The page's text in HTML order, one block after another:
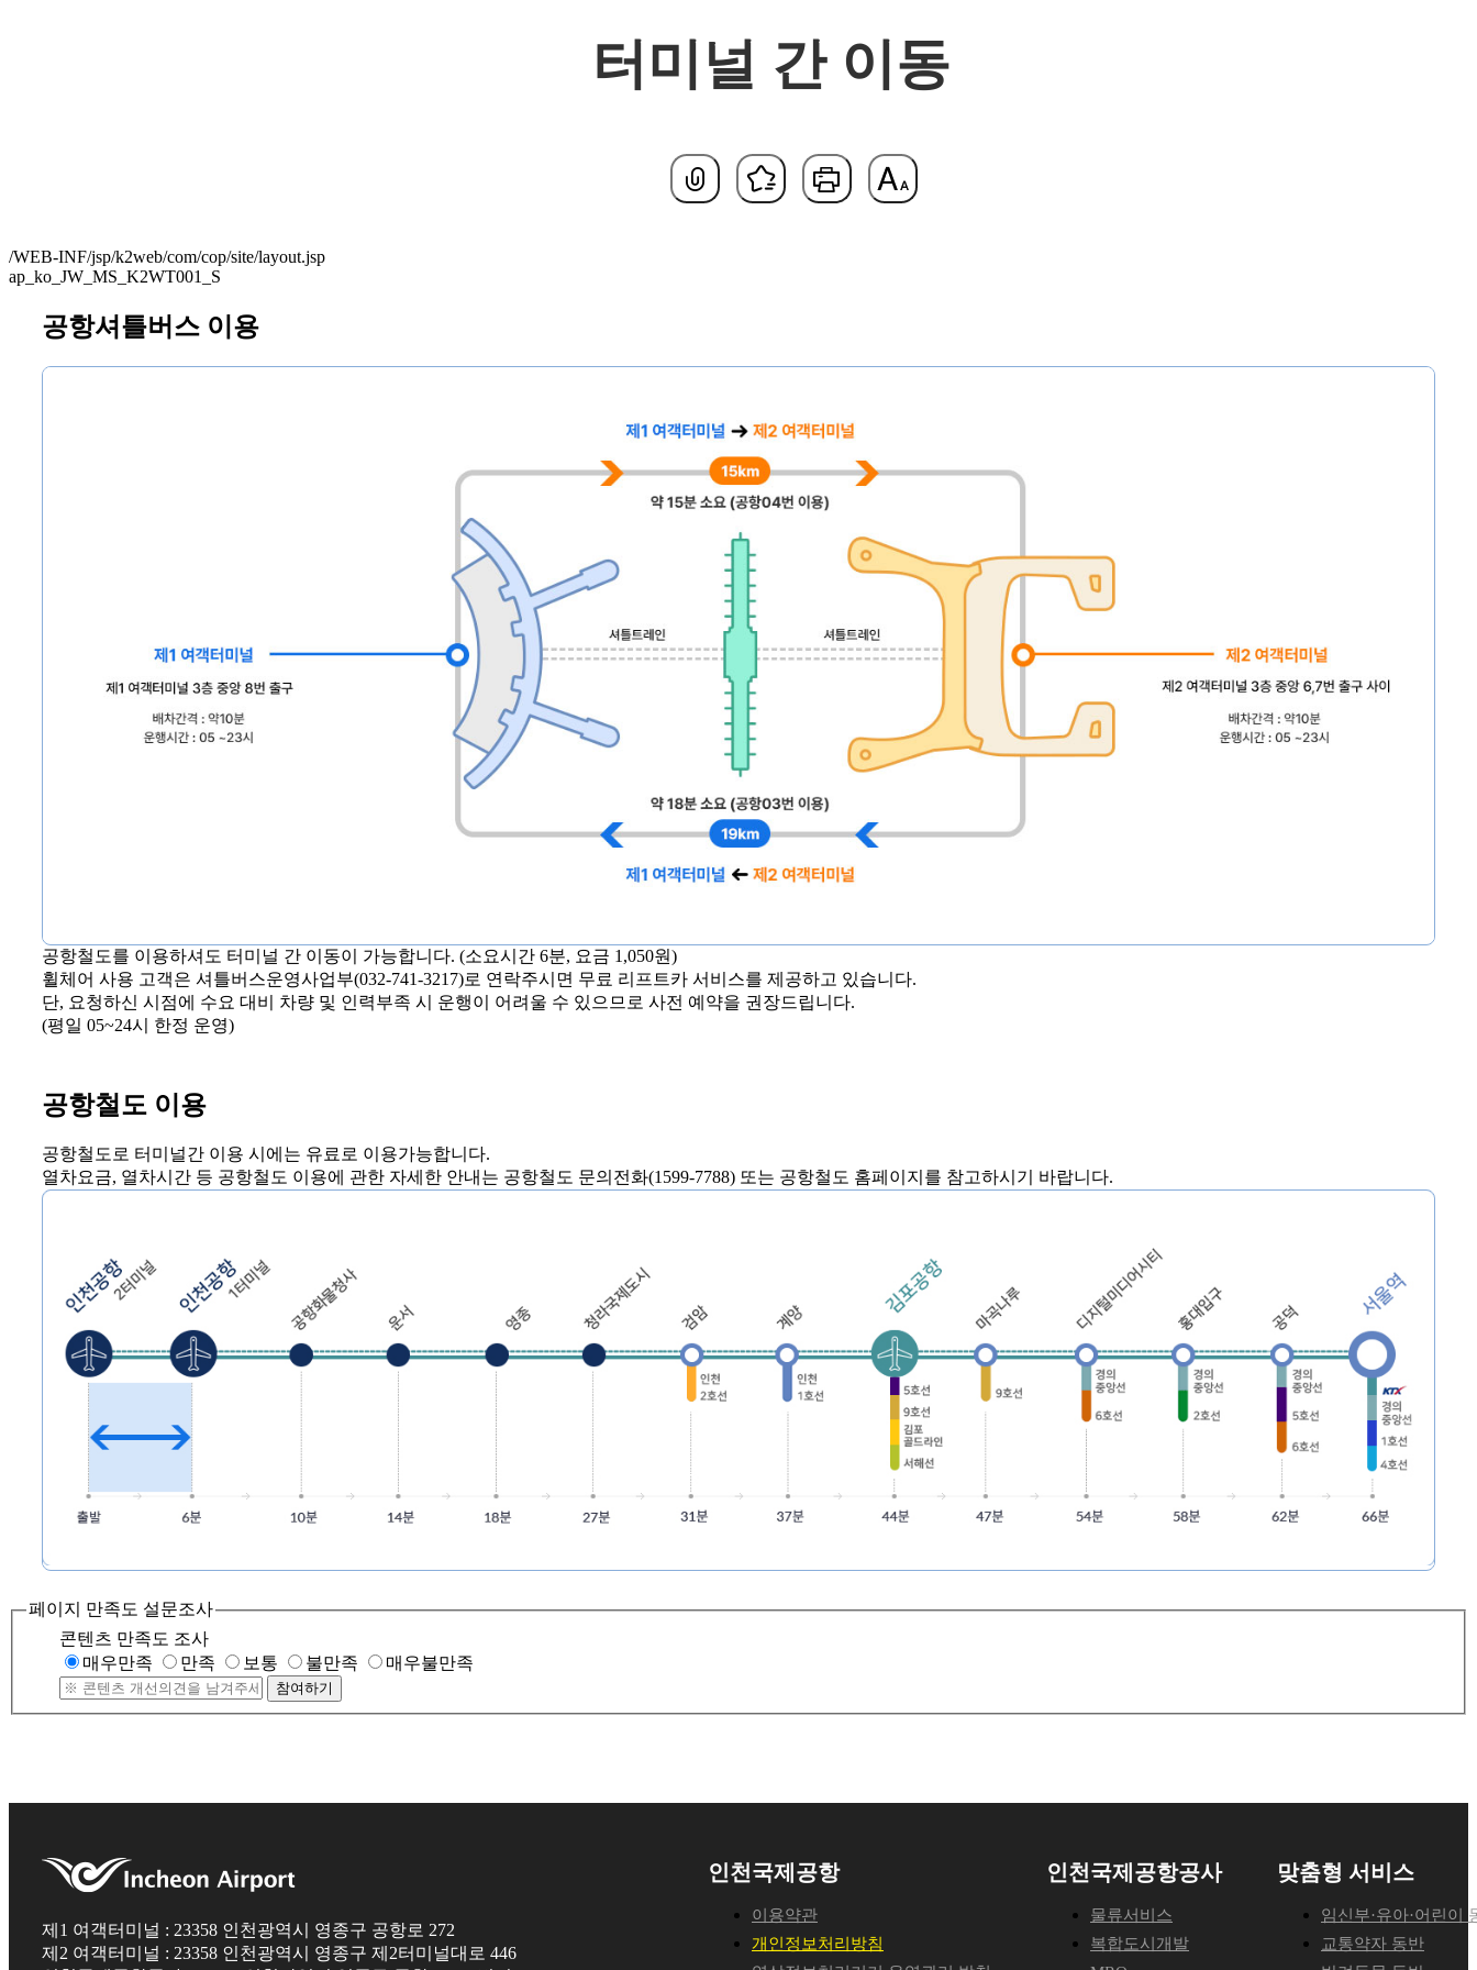
터미널 간 이동
/WEB-INF/jsp/k2web/com/cop/site/layout.jsp
ap_ko_JW_MS_K2WT001_S
공항셔틀버스 이용
공항철도를 이용하셔도 터미널 간 이동이 가능합니다. (소요시간 6분, 요금 1,050원)
휠체어 사용 고객은 셔틀버스운영사업부(032-741-3217)로 연락주시면 무료 리프트카 서비스를 제공하고 있습니다.
단, 요청하신 시점에 수요 대비 차량 및 인력부족 시 운행이 어려울 수 있으므로 사전 예약을 권장드립니다.
(평일 05~24시 한정 운영)
공항철도 이용
공항철도로 터미널간 이용 시에는 유료로 이용가능합니다.
열차요금, 열차시간 등 공항철도 이용에 관한 자세한 안내는 공항철도 문의전화(1599-7788) 또는 공항철도 홈페이지를 참고하시기 바랍니다.
페이지 만족도 설문조사
콘텐츠 만족도 조사
매우만족
만족 보통 불만족 매우불만족
참여하기
제1 여객터미널 : 23358 인천광역시 영종구 공항로 272
제2 여객터미널 : 23358 인천광역시 영종구 제2터미널대로 446
인천국제공항
이용약관
개인정보처리방침
인천국제공항공사
물류서비스
복합도시개발
맞춤형 서비스
임신부·유아·어린이
교통약자 동반